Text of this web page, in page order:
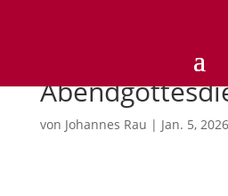
von Johannes Rau | Jan. 5, 2026